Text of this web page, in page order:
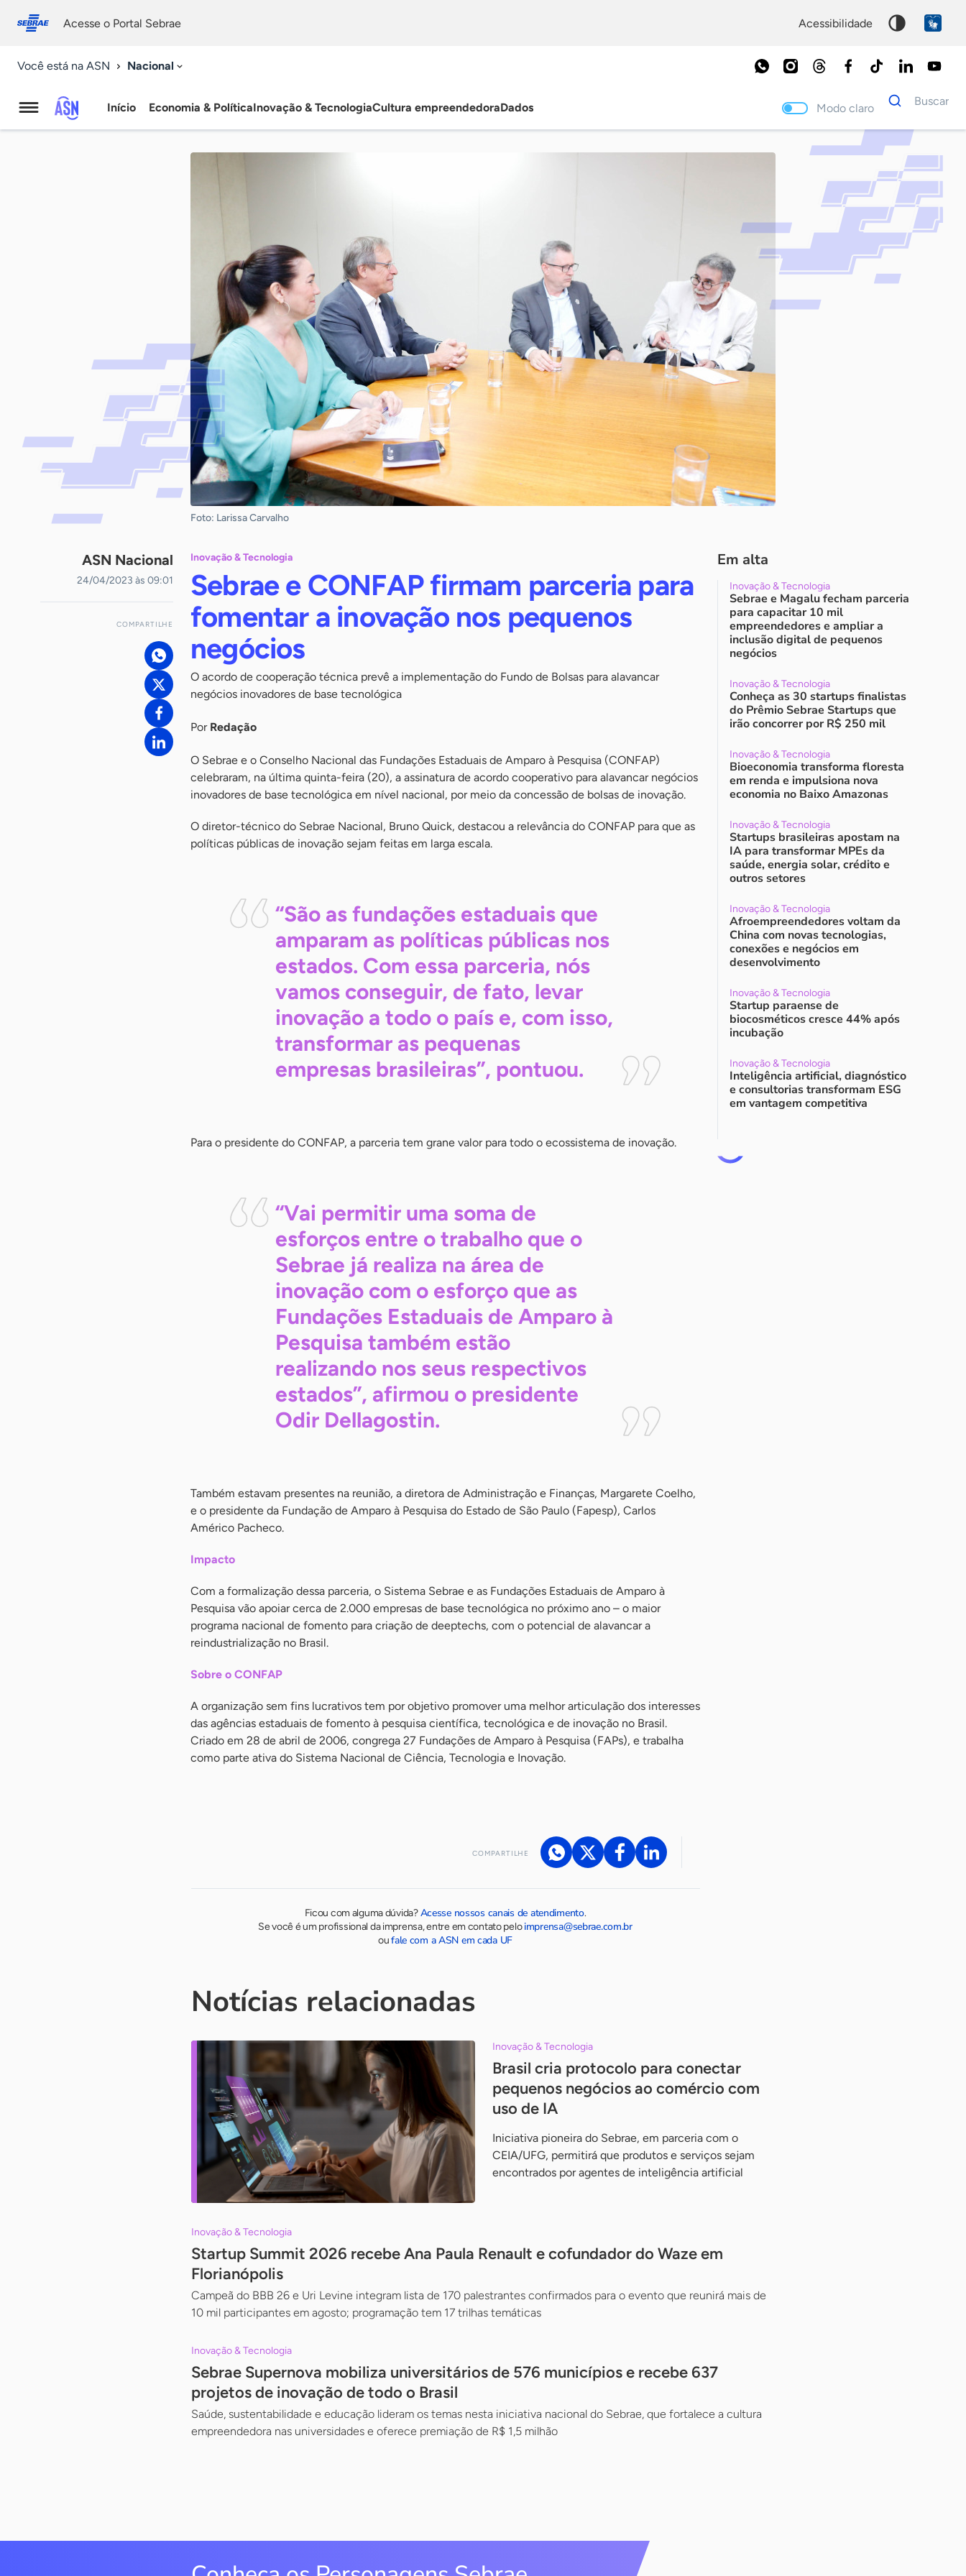
conosco
Acesse o Portal Sebrae acessibilidade
Você está na ASN Nacional
Agência
Início Economia & PolíticaInovação & TecnologiaCultura empreendedoraDados Modo claro
Dados
para
Buscar
Palavra
chave
Foto: Larissa Carvalho
ASN Nacional
24/04/2023 às 09:01
COMPARTILHE
Inovação & Tecnologia
Sebrae e CONFAP firmam parceria para
fomentar a inovação nos pequenos
negócios
O acordo de cooperação técnica prevê a implementação do Fundo de Bolsas para alavancar
negócios inovadores de base tecnológica
Por Redação
O Sebrae e o Conselho Nacional das Fundações Estaduais de Amparo à Pesquisa (CONFAP)
celebraram, na última quinta-feira (20), a assinatura de acordo cooperativo para alavancar negócios
inovadores de base tecnológica em nível nacional, por meio da concessão de bolsas de inovação.
O diretor-técnico do Sebrae Nacional, Bruno Quick, destacou a relevância do CONFAP para que as
políticas públicas de inovação sejam feitas em larga escala.
“São as fundações estaduais que
amparam as políticas públicas nos
estados. Com essa parceria, nós
vamos conseguir, de fato, levar
inovação a todo o país e, com isso,
transformar as pequenas
empresas brasileiras”, pontuou.
Para o presidente do CONFAP, a parceria tem grane valor para todo o ecossistema de inovação.
“Vai permitir uma soma de
esforços entre o trabalho que o
Sebrae já realiza na área de
inovação com o esforço que as
Fundações Estaduais de Amparo à
Pesquisa também estão
realizando nos seus respectivos
estados”, afirmou o presidente
Odir Dellagostin.
Também estavam presentes na reunião, a diretora de Administração e Finanças, Margarete Coelho,
e o presidente da Fundação de Amparo à Pesquisa do Estado de São Paulo (Fapesp), Carlos
Américo Pacheco.
Impacto
Com a formalização dessa parceria, o Sistema Sebrae e as Fundações Estaduais de Amparo à
Pesquisa vão apoiar cerca de 2.000 empresas de base tecnológica no próximo ano – o maior
programa nacional de fomento para criação de deeptechs, com o potencial de alavancar a
reindustrialização no Brasil.
Sobre o CONFAP
A organização sem fins lucrativos tem por objetivo promover uma melhor articulação dos interesses
das agências estaduais de fomento à pesquisa científica, tecnológica e de inovação no Brasil.
Criado em 28 de abril de 2006, congrega 27 Fundações de Amparo à Pesquisa (FAPs), e trabalha
como parte ativa do Sistema Nacional de Ciência, Tecnologia e Inovação.
COMPARTILHE
Ficou com alguma dúvida?Acesse nossos canais de atendimento.
Se você é um profissional da imprensa, entre em contato peloimprensa@sebrae.com.br
oufale com a ASN em cada UF
Em alta
Inovação & Tecnologia
Sebrae e Magalu fecham parceria
para capacitar 10 mil
empreendedores e ampliar a
inclusão digital de pequenos
negócios
Inovação & Tecnologia
Conheça as 30 startups finalistas
do Prêmio Sebrae Startups que
irão concorrer por R$ 250 mil
Inovação & Tecnologia
Bioeconomia transforma floresta
em renda e impulsiona nova
economia no Baixo Amazonas
Inovação & Tecnologia
Startups brasileiras apostam na
IA para transformar MPEs da
saúde, energia solar, crédito e
outros setores
Inovação & Tecnologia
Afroempreendedores voltam da
China com novas tecnologias,
conexões e negócios em
desenvolvimento
Inovação & Tecnologia
Startup paraense de
biocosméticos cresce 44% após
incubação
Inovação & Tecnologia
Inteligência artificial, diagnóstico
e consultorias transformam ESG
em vantagem competitiva
Notícias relacionadas
Inovação & Tecnologia
Brasil cria protocolo para conectar
pequenos negócios ao comércio com
uso de IA
Iniciativa pioneira do Sebrae, em parceria com o
CEIA/UFG, permitirá que produtos e serviços sejam
encontrados por agentes de inteligência artificial
Inovação & Tecnologia
Startup Summit 2026 recebe Ana Paula Renault e cofundador do Waze em
Florianópolis
Campeã do BBB 26 e Uri Levine integram lista de 170 palestrantes confirmados para o evento que reunirá mais de
10 mil participantes em agosto; programação tem 17 trilhas temáticas
Inovação & Tecnologia
Sebrae Supernova mobiliza universitários de 576 municípios e recebe 637
projetos de inovação de todo o Brasil
Saúde, sustentabilidade e educação lideram os temas nesta iniciativa nacional do Sebrae, que fortalece a cultura
empreendedora nas universidades e oferece premiação de R$ 1,5 milhão